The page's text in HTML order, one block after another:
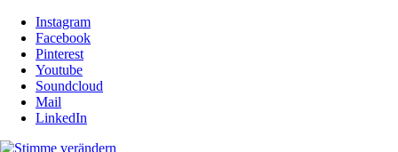
Instagram
Facebook
Pinterest
Youtube
Soundcloud
Mail
LinkedIn